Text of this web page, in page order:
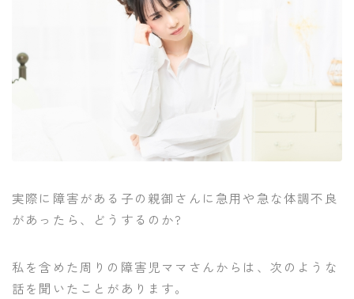
実際に障害がある子の親御さんに急用や急な体調不良
があったら、どうするのか?
私を含めた周りの障害児ママさんからは、次のような
話を聞いたことがあります。